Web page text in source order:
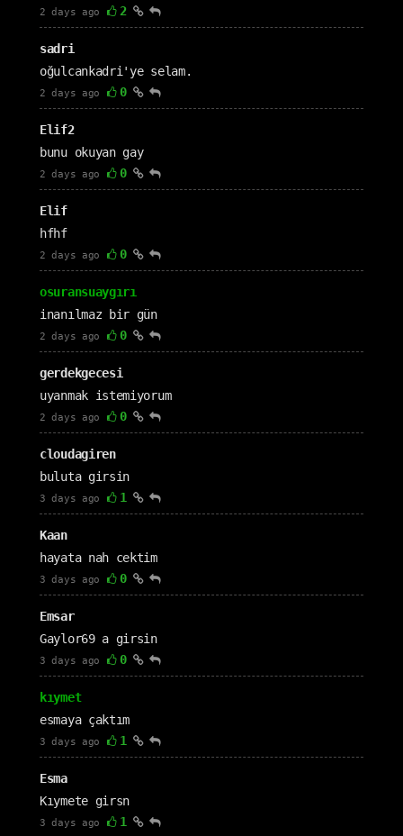
2 days ago 2
sadri
oğulcankadri'ye selam.
2 days ago 0
Elif2
bunu okuyan gay
2 days ago 0
Elif
hfhf
2 days ago 0
osuransuaygırı
inanılmaz bir gün
2 days ago 0
gerdekgecesi
uyanmak istemiyorum
2 days ago 0
cloudagiren
buluta girsin
3 days ago 1
Kaan
hayata nah cektim
3 days ago 0
Emsar
Gaylor69 a girsin
3 days ago 0
kıymet
esmaya çaktım
3 days ago 1
Esma
Kıymete girsn
3 days ago 1